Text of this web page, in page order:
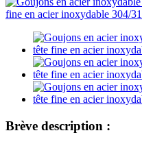
Brève description :